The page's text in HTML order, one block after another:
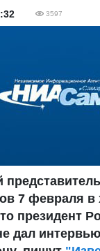
3597
7 февраля в
президент
дал